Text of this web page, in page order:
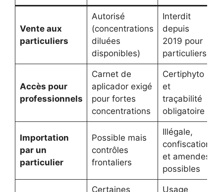
Vente aux
particuliers
Autorisé
(concentrations
diluées
disponibles)
Interdit
depuis
2019 pour
particuliers
Accès pour
professionnels
Carnet de
aplicador exigé
pour fortes
concentrations
Certiphyto
et
traçabilité
obligatoire
Importation
par un
particulier
Possible mais
contrôles
frontaliers
Illégale,
confiscation
et amendes
possibles
Certaines
Usage